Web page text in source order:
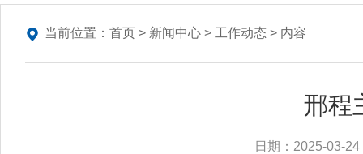
当前位置： 首页 > 新闻中心 > 工作动态 > 内容
邢程
日期：2025-03-24